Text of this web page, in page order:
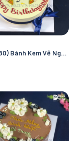
[1524] (80) Bánh Kem Vẽ Người Bà Vui Vẻ – Món Quà Sinh Nhật Đầy Sức Sống